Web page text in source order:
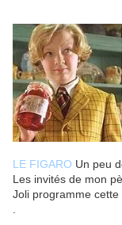
LE FIGARO Un peu
Les invités de mon
Joli programme cette